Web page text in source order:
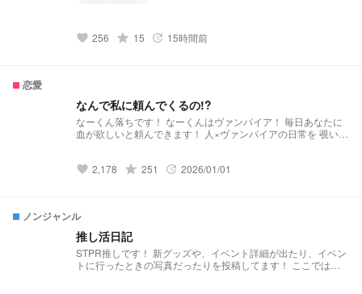
favorite 256 grade 15 update 15時間前
恋愛
なんで私に頼んでくるの!?
なーくん落ちです！ なーくんはヴァンパイア！ 毎日あなたに
血が欲しいと頼んできます！ 人×ヴァンパイアの日常を 覗いて
favorite 2,178 grade 251 update 2026/01/01
ノンジャンル
推し活日記
STPR推しです！ 新グッズや、イベント詳細が出たり、イベン
トに行ったときの写真だったりを投稿してます！ ここでは、